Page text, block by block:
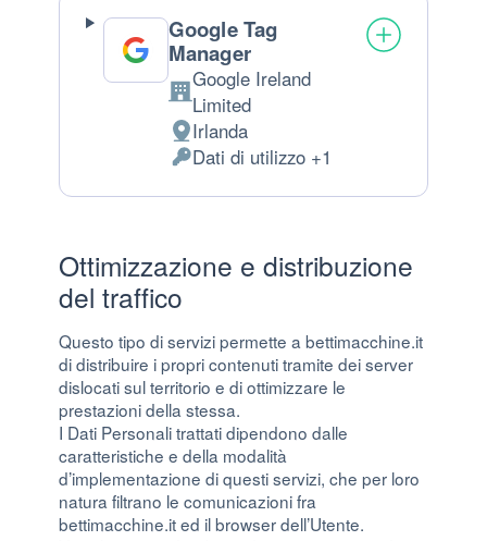
Google Tag
Manager
Azienda:
Google Ireland
Limited
Luogo del trattamento:
Irlanda
Dati Personali trattati:
Dati di utilizzo +1
Ottimizzazione e distribuzione
del traffico
Questo tipo di servizi permette a bettimacchine.it
di distribuire i propri contenuti tramite dei server
dislocati sul territorio e di ottimizzare le
prestazioni della stessa.
I Dati Personali trattati dipendono dalle
caratteristiche e della modalità
d’implementazione di questi servizi, che per loro
natura filtrano le comunicazioni fra
bettimacchine.it ed il browser dell’Utente.